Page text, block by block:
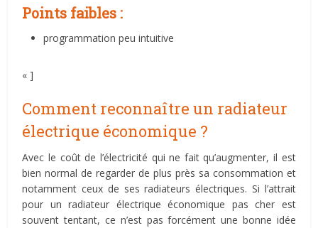
Points faibles :
programmation peu intuitive
« ]
Comment reconnaître un radiateur
électrique économique ?
Avec le coût de l’électricité qui ne fait qu’augmenter, il est
bien normal de regarder de plus près sa consommation et
notamment ceux de ses radiateurs électriques. Si l’attrait
pour un radiateur électrique économique pas cher est
souvent tentant, ce n’est pas forcément une bonne idée